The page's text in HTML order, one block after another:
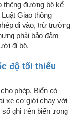
thông đường bộ kể
Giao thông
đi vào, trừ trường
phải bảo đảm
đi bộ.
độ tối thiểu
phép. Biển có
xe cơ giới chạy với
ghi trên biển trong